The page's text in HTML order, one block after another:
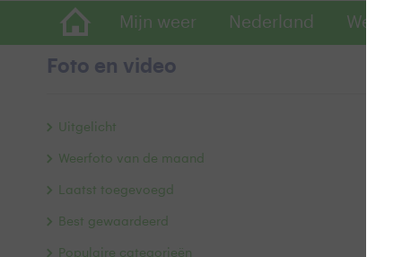
Mijn weer Nederland
Foto en video
Uitgelicht
Weerfoto van de maand
Laatst toegevoegd
Best gewaardeerd
Populaire categorieën